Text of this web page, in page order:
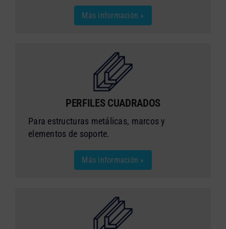
Más información »
PERFILES CUADRADOS
Para estructuras metálicas, marcos y
elementos de soporte.
Más información »